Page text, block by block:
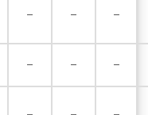
– – –
– – –